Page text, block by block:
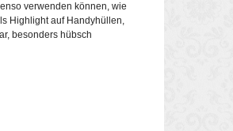
verwenden können, wie
Highlight auf Handyhüllen,
besonders hübsch